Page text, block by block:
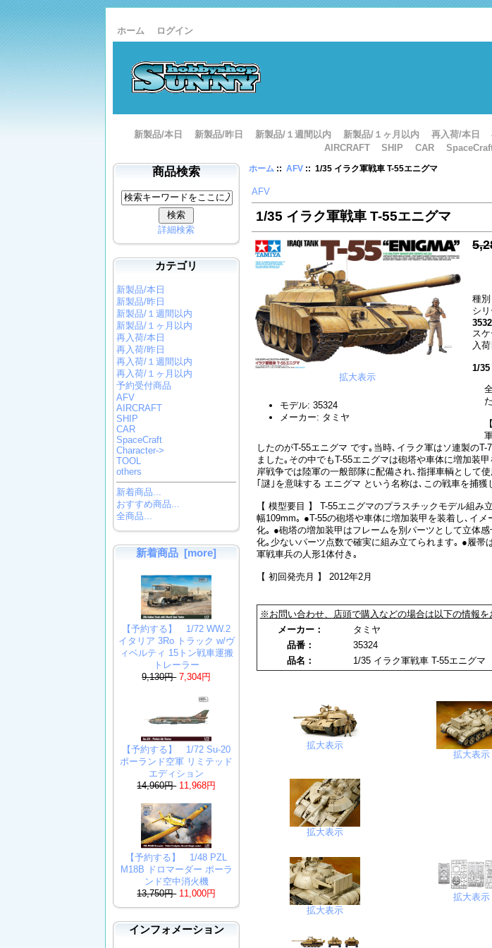
ホーム ログイン
新製品/本日 新製品/昨日 新製品/１週間以内 新製品/１ヶ月以内 再入荷/本日
AIRCRAFT
SHIP CAR
商品検索
詳細検索
カテゴリ
新製品/本日
新製品/昨日
新製品/１週間以内
新製品/１ヶ月以内
再入荷/本日
再入荷/昨日
再入荷/１週間以内
再入荷/１ヶ月以内
予約受付商品
AFV
AIRCRAFT
SHIP
CAR
SpaceCraft
Character->
TOOL
others
新着商品...
おすすめ商品...
全商品...
新着商品 [more]
【予約する】 1/72 WW.2
イタリア 3Ro トラック w/ヴ
ィベルティ 15トン戦車運搬
トレーラー
9,130円 7,304円
【予約する】 1/72 Su-20
ポーランド空軍 リミテッド
エディション
14,960円 11,968円
【予約する】 1/48 PZL
M18B ドロマーダー ポーラ
ンド空中消火機
13,750円 11,000円
インフォメーション
ホーム ::AFV :: 1/35 イラク軍戦車 T-55エニグマ
AFV
1/35 イラク軍戦車 T-55エニグマ
拡大表示
モデル: 35324
メーカー: タミヤ
種
シ
ス
入
1/
したのがT-55エニグマ です｡当時､イラク軍はソ連製の
ました｡その中でもT-55エニグマは砲塔や車体に増加装
岸戦争では陸軍の一般部隊に配備され､指揮車輌として
｢謎｣を意味する エニグマ という名称は､この戦車を捕
【 模型要目 】 T-55エニグマのプラスチックモデル組
幅109mm｡ ●T-55の砲塔や車体に増加装甲を装着し､イ
化｡ ●砲塔の増加装甲はフレームを別パーツとして立体
化｡少ないパーツ点数で確実に組み立てられます｡ ●履帯
軍戦車兵の人形1体付き｡
【 初回発売月 】 2012年2月
※お問い合わせ、店頭で購入などの場合は以下の情報を
メーカー：
タミヤ
品番：
35324
品名：
1/35 イラク軍戦車 T-55エニグマ
拡大表示
拡大表示
拡大表示
拡大表示
拡大表示